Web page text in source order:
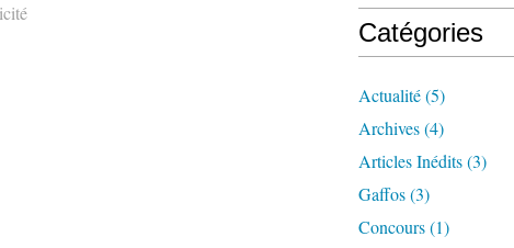
Catégories
Actualité(5)
Archives(4)
Articles Inédits(3)
Gaffos(3)
Concours(1)